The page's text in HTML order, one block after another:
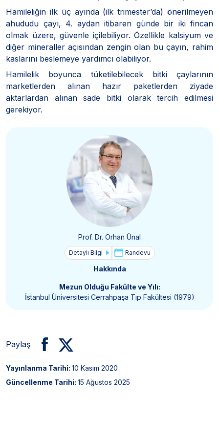
Hamileliğin ilk üç ayında (ilk trimester’da) önerilmeyen
ahududu çayı, 4. aydan itibaren günde bir iki fincan
olmak üzere, güvenle içilebiliyor. Özellikle kalsiyum ve
diğer mineraller açısından zengin olan bu çayın, rahim
kaslarını beslemeye yardımcı olabiliyor.
Hamilelik boyunca tüketilebilecek bitki çaylarının
marketlerden alınan hazır paketlerden ziyade
aktarlardan alınan sade bitki olarak tercih edilmesi
gerekiyor.
Prof. Dr. Orhan Ünal
Detaylı Bilgi Randevu
Hakkında
Mezun Olduğu Fakülte ve Yılı:
İstanbul Üniversitesi Cerrahpaşa Tıp Fakültesi (1979)
Paylaş
Yayınlanma Tarihi: 10 Kasım 2020
Güncellenme Tarihi: 15 Ağustos 2025